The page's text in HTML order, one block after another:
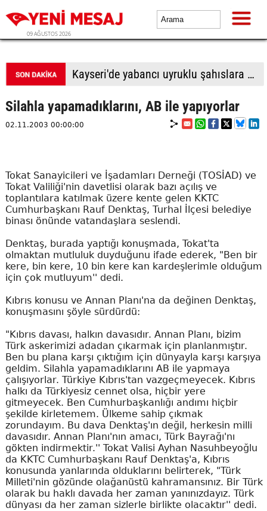
09 AĞUSTOS 2026
BTP Antalya İl Başkanlığından yoğun mesai: İl binasında ve Manavgat'ta üye buluşmaları
Silahla yapamadıklarını, AB ile yapıyorlar
02.11.2003 00:00:00
Tokat Sanayicileri ve İşadamları Derneği (TOSİAD) ve
Tokat Valiliği'nin davetlisi olarak bazı açılış ve
toplantılara katılmak üzere kente gelen KKTC
Cumhurbaşkanı Rauf Denktaş, Turhal İlçesi belediye
binası önünde vatandaşlara seslendi.
Denktaş, burada yaptığı konuşmada, Tokat'ta
olmaktan mutluluk duyduğunu ifade ederek, "Ben bir
kere, bin kere, 10 bin kere kan kardeşlerimle olduğum
için çok mutluyum'' dedi.
Kıbrıs konusu ve Annan Planı'na da değinen Denktaş,
konuşmasını şöyle sürdürdü:
"Kıbrıs davası, halkın davasıdır. Annan Planı, bizim
Türk askerimizi adadan çıkarmak için planlanmıştır.
Ben bu plana karşı çıktığım için dünyayla karşı karşıya
geldim. Silahla yapamadıklarını AB ile yapmaya
çalışıyorlar. Türkiye Kıbrıs'tan vazgeçmeyecek. Kıbrıs
halkı da Türkiyesiz cennet olsa, hiçbir yere
gitmeyecek. Ben Cumhurbaşkanlığı andımı hiçbir
şekilde kirletemem. Ülkeme sahip çıkmak
zorundayım. Bu dava Denktaş'ın değil, herkesin milli
davasıdır. Annan Planı'nın amacı, Türk Bayrağı'nı
gökten indirmektir.'' Tokat Valisi Ayhan Nasuhbeyoğlu
da KKTC Cumhurbaşkanı Rauf Denktaş'a, Kıbrıs
konusunda yanlarında olduklarını belirterek, "Türk
Milleti'nin gözünde olağanüstü kahramansınız. Bir Türk
olarak bu haklı davada her zaman yanınızdayız. Türk
dünyası da her zaman sizlerle birlikte olacaktır'' dedi.